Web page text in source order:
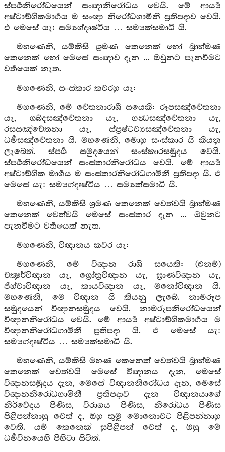
ස්පර්‍ශනිරෝධයෙන් සංඥානිරෝධය වෙයි. මේ ආර්‍ය්‍ය
අෂ්ටාඞ්ගිකමාර්‍ගය ම සංඥා නිරෝධගාමිනී ප්‍රතිපදාව වෙයි.
එ මෙසේ යැ: සම්‍යග්දෘෂ්ටිය … සම්‍යක්සමාධි යි.
මහණෙනි, යම්කිසි ශ්‍රමණ කෙනෙක් හෝ බ්‍රාහ්මණ
කෙනෙක් හෝ මෙසේ සංඥාව දැන ... ඔවුනට පැනවීමට
වර්‍තයෙක් නැත.
මහණෙනි, සංස්කාර කවරහු යැ:
මහණෙනි, මේ චේතනාරාශී සයෙකි: රූපසඤ්චේතනා
යැ, ශබ්දසඤ්චේතනා යැ, ගන්‍ධසඤ්චේතනා යැ,
රසසඤ්චේතනා යැ, ස්ප්‍රෂ්ටව්‍යසඤ්චේතනා යැ,
ධර්‍මසඤ්චේතනා යි. මහණෙනි, මොහු සංස්කාර යි කියනු
ලැබෙත්. ස්පර්‍ශ සමුදයෙන් සංස්කාරසමුදය වෙයි.
ස්පර්‍ශනිරෝධයෙන් සංස්කාරනිරෝධය වෙයි. මේ ආර්‍ය්‍ය
අෂ්ටාඞ්ගික මාර්‍ගය ම සංස්කාරනිරෝධගාමිනී ප්‍රතිපදා යි. එ
මෙසේ යැ: සම්‍යග්දෘෂ්ටිය … සම්‍යක්සමාධි යි.
මහණෙනි, යම්කිසි ශ්‍රමණ කෙනෙක් වෙත්වයි බ්‍රාහ්මණ
කෙනෙක් වෙත්වයි මෙසේ සංස්කාර දැන ... ඔවුනට
පැනවීමට වර්‍තයෙක් නැත.
මහණෙනි, විඥානය කවර යැ:
මහණෙනි, මේ විඥාන රාශි සයෙකි: (එනම්)
චක්‍ෂුර්විඥාන යැ, ශ්‍රෝත්‍රවිඥාන යැ, ඝ්‍රාණවිඥාන යැ,
ජිහ්වාවිඥාන යැ, කායවිඥාන යැ, මනෝවිඥාන යි.
මහණෙනි, මෙ විඥාන යි කියනු ලැබේ. නාමරූප
සමුදයෙන් විඥානසමුදය වෙයි. නාමරූපනිරෝධයෙන්
විඥානනිරෝධය වෙයි. මේ ආර්‍ය්‍ය අෂ්ටාඞ්ගිකමාර්‍ගය ම
විඥානනිරෝධගාමිනී ප්‍රතිපදා යි. එ මෙසේ යැ:
සම්‍යග්දෘෂ්ටිය … සම්‍යක්සමාධි යි.
මහණෙනි, යම්කිසි මහණ කෙනෙක් වෙත්වයි බ්‍රාහ්මණ
කෙනෙක් වෙත්වයි මෙසේ විඥානය දැන, මෙසේ
විඥානසමුදය දැන, මෙසේ විඥානනිරෝධය දැන, මෙසේ
විඥානනිරෝධගාමිනී ප්‍රතිපදාව දැන විඥානයාගේ
නිර්වේදය පිණිස, විරාගය පිණිස, නිරෝධය පිණිස
පිළිපන්නාහු වෙත් ද, ඔහු තුමූ මොනොවට පිළිපන්නාහු
වෙති. යම් කෙනෙක් සුපිළිපන් වෙත් ද, ඔහු මේ
ධර්‍මවිනයෙහි පිහිටා සිටිත්.